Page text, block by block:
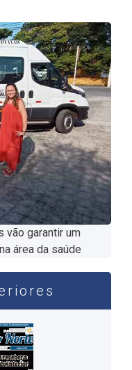
vão garantir um
área da saúde